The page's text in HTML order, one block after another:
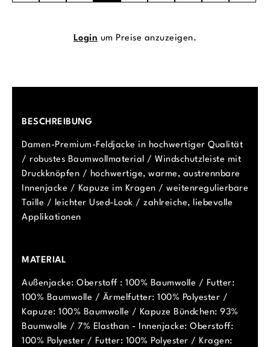
Login um Preise anzuzeigen.
BESCHREIBUNG
Damen-Premium-Feldjacke in hochwertiger Qualität
/ robustes Baumwollmaterial / Windschutzleiste mit
Druckknöpfen / hochwertige, warme, austrennbare
Innenjacke / Kapuze im Kragen / weitenregulierbare
Taille / leichter Used-Look / zahlreiche, liebevolle
Applikationen
MATERIAL
Außenjacke: Oberstoff : 100% Baumwolle / Futter:
100% Baumwolle / Ärmelfutter: 100% Polyester /
Kapuze: 100% Baumwolle / Kapuze Bündchen: 93%
Baumwolle / 7% Elasthan - Innenjacke: Oberstoff:
100% Polyester / Futter: 100% Polyester / Kragen: